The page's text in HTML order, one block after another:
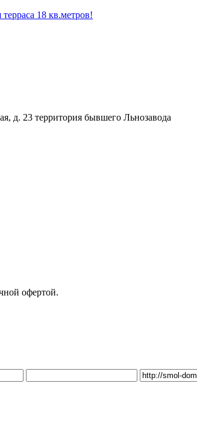
18 кв.метров!
д. 23 территория бывшего Льнозавода
офертой.